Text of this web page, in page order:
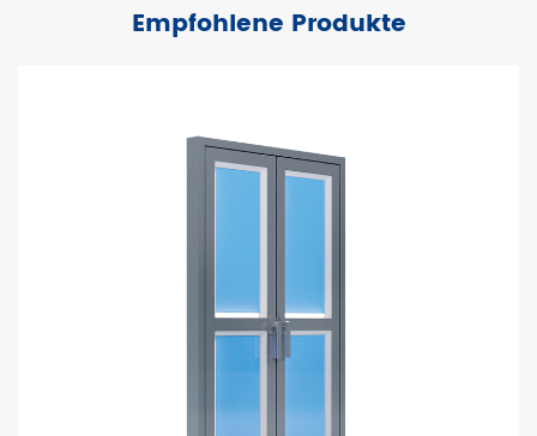
Empfohlene Produkte